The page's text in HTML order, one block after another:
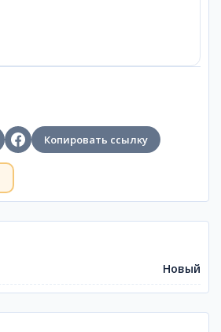
Копировать ссылку
Новый